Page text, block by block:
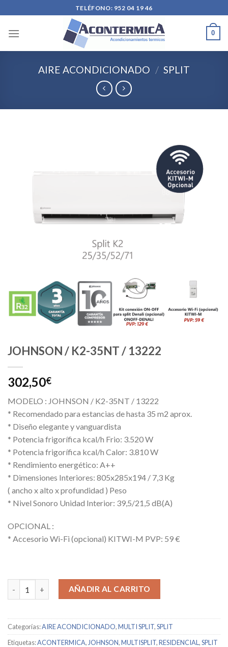
to
content
TELÉFONO: 952 04 19 46
0
AIRE ACONDICIONADO / SPLIT
JOHNSON / K2-35NT / 13222
302,50€
MODELO : JOHNSON / K2-35NT / 13222
* Recomendado para estancias de hasta 35 m2 aprox.
* Diseño elegante y vanguardista
* Potencia frigorífica kcal/h Frio: 3.520 W
* Potencia frigorífica kcal/h Calor: 3.810 W
* Rendimiento energético: A++
* Dimensiones Interiores: 805x285x194 / 7,3 Kg
( ancho x alto x profundidad ) Peso
* Nivel Sonoro Unidad Interior: 39,5/21,5 dB(A)
OPCIONAL :
* Accesorio Wi-Fi (opcional) KITWI-M PVP: 59 €
JOHNSON / K2-35NT / 13222 cantidad
AÑADIR AL CARRITO
Categorías:AIRE ACONDICIONADO,MULTI SPLIT,SPLIT
Etiquetas:ACONTERMICA, JOHNSON,MULTISPLIT,RESIDENCIAL ,SPLIT